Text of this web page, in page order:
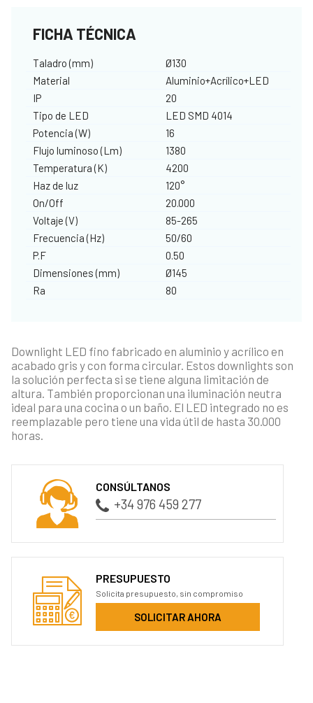
FICHA TÉCNICA
Taladro (mm)
Ø130
Material
Aluminio+Acrílico+LED
IP
20
Tipo de LED
LED SMD 4014
Potencia (W)
16
Flujo luminoso (Lm)
1380
Temperatura (K)
4200
Haz de luz
120°
On/Off
20.000
Voltaje (V)
85-265
Frecuencia (Hz)
50/60
P.F
0.50
Dimensiones (mm)
Ø145
Ra
80
Downlight LED fino fabricado en aluminio y acrílico en
acabado gris y con forma circular. Estos downlights son
la solución perfecta si se tiene alguna limitación de
altura. También proporcionan una iluminación neutra
ideal para una cocina o un baño. El LED integrado no es
reemplazable pero tiene una vida útil de hasta 30.000
horas.
CONSÚLTANOS
+34 976 459 277
PRESUPUESTO
Solicita presupuesto, sin compromiso
SOLICITAR AHORA